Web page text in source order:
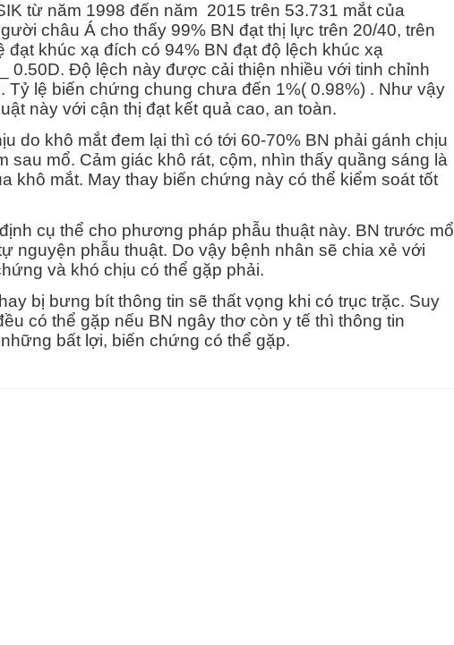
từ năm 1998 đến năm 2015 trên 53.731 mắt của
châu Á cho thấy 99% BN đạt thị lực trên 20/40, trên
đạt khúc xạ đích có 94% BN đạt độ lệch khúc xạ
0.50D. Độ lệch này được cải thiện nhiều với tinh chỉnh
Tỷ lệ biến chứng chung chưa đến 1%( 0.98%) . Như vậy
này với cận thị đạt kết quả cao, an toàn.
do khô mắt đem lại thì có tới 60-70% BN phải gánh chịu
sau mổ. Cảm giác khô rát, cộm, nhìn thấy quầng sáng là
khô mắt. May thay biến chứng này có thể kiểm soát tốt
cụ thể cho phương pháp phẫu thuật này. BN trước mổ
nguyện phẫu thuật. Do vậy bệnh nhân sẽ chia xẻ với
và khó chịu có thể gặp phải.
bị bưng bít thông tin sẽ thất vọng khi có trục trặc. Suy
có thể gặp nếu BN ngây thơ còn y tế thì thông tin
bất lợi, biến chứng có thể gặp.